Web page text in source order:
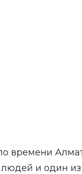
времени
и один